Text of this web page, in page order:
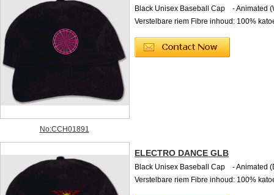
No:CCH01891
Black Unisex Baseball Cap - Animated
Verstelbare riem Fibre inhoud: 100%
ELECTRO DANCE GLB
Black Unisex Baseball Cap - Animated
Verstelbare riem Fibre inhoud: 100%